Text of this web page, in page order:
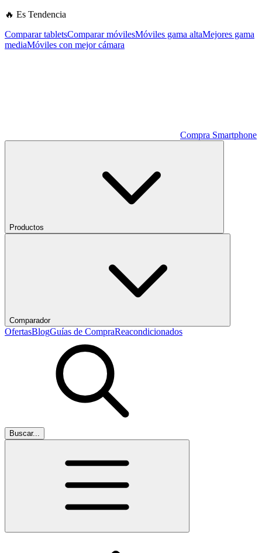
🔥 Es Tendencia
Comparar tabletsComparar móvilesMóviles gama altaMejores gama
mediaMóviles con mejor cámara
Compra Smartphone
Productos
Comparador
OfertasBlogGuías de CompraReacondicionados
Buscar...